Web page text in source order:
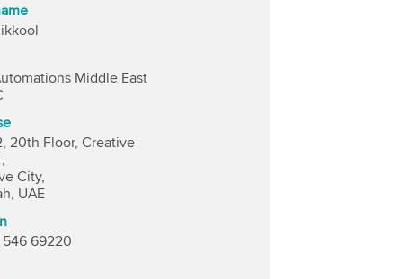
Middle East
20th Floor, Creative
City,
UAE
546 69220